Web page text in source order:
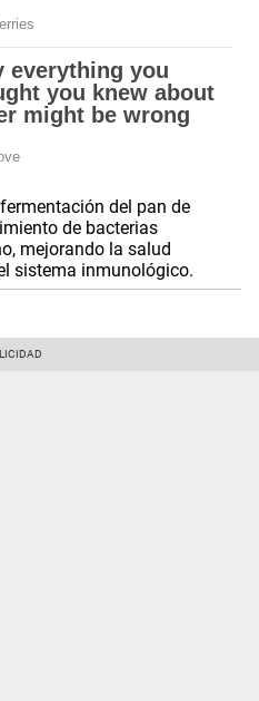
del pan de
de bacterias
mejorando la salud
sistema inmunológico.